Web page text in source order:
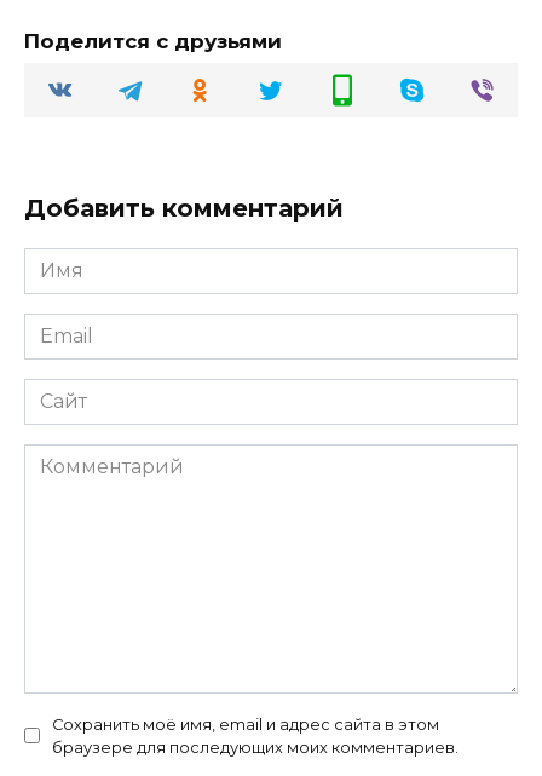
Поделится с друзьями
Добавить комментарий
Имя
Email
Сайт
Комментарий
Сохранить моё имя, email и адрес сайта в этом
браузере для последующих моих комментариев.